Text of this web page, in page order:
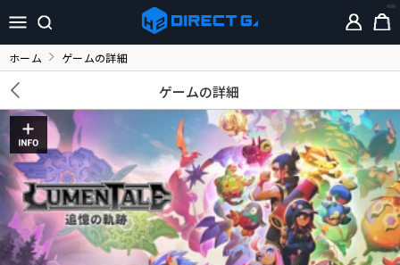
ホーム ゲームの詳細
ゲームの詳細